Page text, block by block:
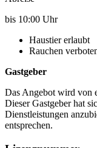
bis 10:00 Uhr
Haustier erlaubt
Rauchen
Gastgeber
Das Angebot wird von
Dieser Gastgeber hat
Dienstleistungen
entsprechen.